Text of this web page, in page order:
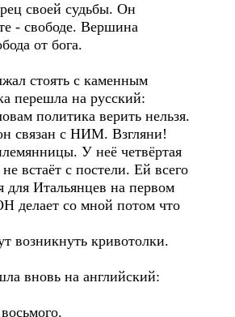
своей судьбы. Он
- свободе. Вершина
от бога.
стоять с каменным
перешла на русский:
политика верить нельзя.
связан с НИМ. Взгляни!
У неё четвёртая
встаёт с постели. Ей всего
для Итальянцев на первом
делает со мной потом что
возникнуть кривотолки.
вновь на английский: